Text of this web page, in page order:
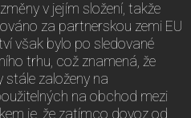
v jejím složení, takže
za partnerskou zemi EU
však bylo po sledované
trhu, což znamená, že
založeny na
na obchod mezi
je, že zatímco dovoz od